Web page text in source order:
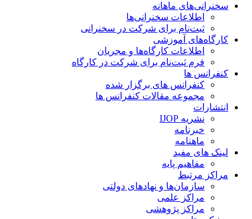
سخنرانی‌های ماهانه
اطلاعات سخنرانی‌‌ها
ثبت‌نام برای شرکت در سخنرانی
کارگاه‌های آموزشی
اطلاعات کارگاه‌ها و مجریان
فرم ثبت‌نام برای شرکت در کارگاه
کنفرانس ها
کنفرانس های برگزار شده
مجموعه مقالات کنفرانس ها
انتشارات
نشریه IJOP
خبرنامه
ماهنامه
لینک های مفید
مفاهیم پایه
مراکز مرتبط
سازمان‌ها و نهادهای دولتی
مراکز علمی
مراکز پژوهشی